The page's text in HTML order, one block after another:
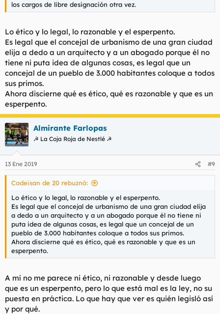
los cargos de libre designación otra vez.
Lo ético y lo legal, lo razonable y el esperpento.
Es legal que el concejal de urbanismo de una gran ciudad
elija a dedo a un arquitecto y a un abogado porque él no
tiene ni puta idea de algunas cosas, es legal que un
concejal de un pueblo de 3.000 habitantes coloque a todos
sus primos.
Ahora discierne qué es ético, qué es razonable y que es un
esperpento.
Almirante Farlopas
☭ La Coja Roja de Nestlé ☭
13 Ene 2019 #9
Codeisan de 20 rebuznó:
Lo ético y lo legal, lo razonable y el esperpento.
Es legal que el concejal de urbanismo de una gran ciudad elija
a dedo a un arquitecto y a un abogado porque él no tiene ni
puta idea de algunas cosas, es legal que un concejal de un
pueblo de 3.000 habitantes coloque a todos sus primos.
Ahora discierne qué es ético, qué es razonable y que es un
esperpento.
A mí no me parece ni ético, ni razonable y desde luego
que es un esperpento, pero lo que está mal es la ley, no su
puesta en práctica. Lo que hay que ver es quién legisló así
y por qué.